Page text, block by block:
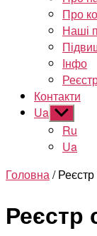
Про
Наші
Інфо
Контакти
Ua Показати
підменю
Ru
Ua
Головна/
Реєстр